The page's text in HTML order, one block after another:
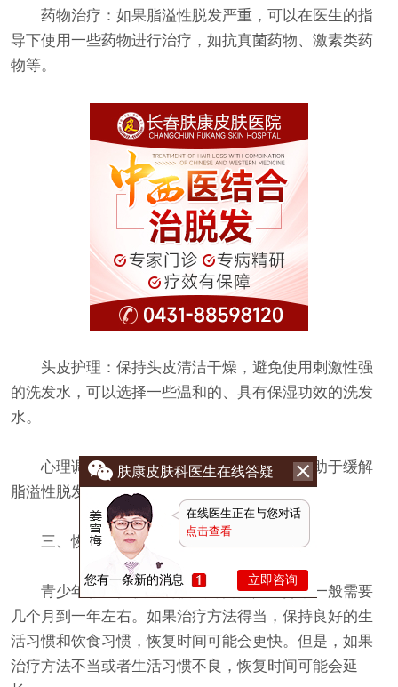
药物治疗：如果脂溢性脱发严重，可以在医生的指
导下使用一些药物进行治疗，如抗真菌药物、激素类药
物等。
头皮护理：保持头皮清洁干燥，避免使用刺激性强
的洗发水，可以选择一些温和的、具有保湿功效的洗发
水。
心理调适：保持心情愉悦，减轻压力，有助于缓解
脂溢性脱发。
三、恢复时间
青少年脂溢性脱发的恢复时间因人而异，一般需要
几个月到一年左右。如果治疗方法得当，保持良好的生
活习惯和饮食习惯，恢复时间可能会更快。但是，如果
治疗方法不当或者生活习惯不良，恢复时间可能会延
肤康皮肤科医生在线答疑
在线医生正在与您对话
点击查看
您有一条新的消息 立即咨询